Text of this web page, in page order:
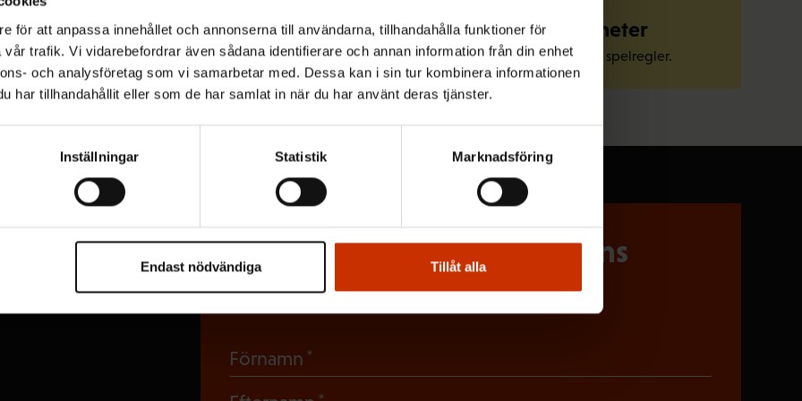
för att anpassa innehållet och annonserna till användarna, tillhandahålla funktioner för
trafik. Vi vidarebefordrar även sådana identifierare och annan information från din enhet
och analysföretag som vi samarbetar med. Dessa kan i sin tur kombinera informationen
har tillhandahållit eller som de har samlat in när du har använt deras tjänster.
Inställningar Statistik Marknadsföring
Endast nödvändiga Tillåt alla
Beställ vårt nyhetsbrev
Löntagarens nyhetsbrev berättar vad som
händer i arbetslivet.
Känn till dina rättigheter
Bekanta dig med arbetslivets spelregler.
Prenumerera på Löntagarens
nyhetsbrev
Förnamn